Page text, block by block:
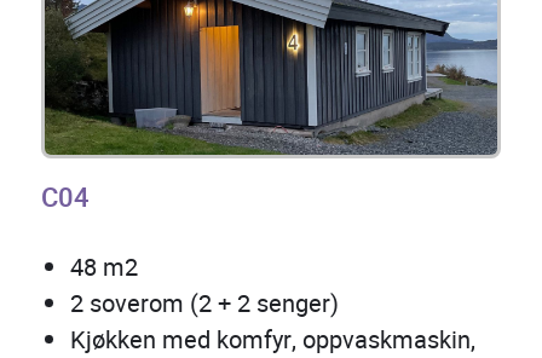
C04
48 m2
2 soverom (2 + 2 senger)
Kjøkken med komfyr, oppvaskmaskin,